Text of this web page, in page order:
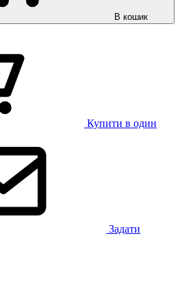
В кошик
Купити в один
Задати